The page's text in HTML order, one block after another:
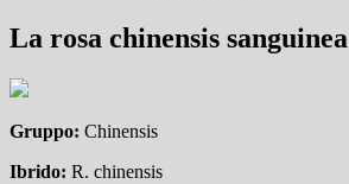
La rosa chinensis sanguinea
Gruppo: Chinensis
Ibrido: R. chinensis